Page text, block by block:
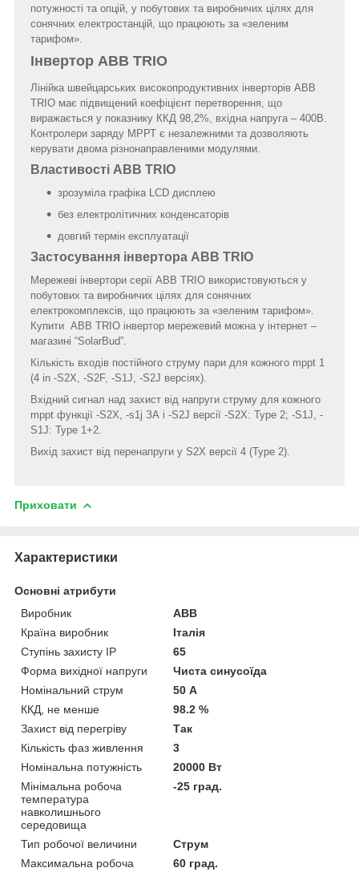
потужності та опцій, у побутових та виробничих цілях для
сонячних електростанцій, що працюють за «зеленим
тарифом».
Інвертор ABB TRIO
Лінійка швейцарських високопродуктивних інверторів ABB
TRIO має підвищений коефіцієнт перетворення, що
виражається у показнику ККД 98,2%, вхідна напруга – 400В.
Контролери заряду МРРТ є незалежними та дозволяють
керувати двома різнонаправленими модулями.
Властивості ABB TRIO
зрозуміла графіка LCD дисплею
без електролітичних конденсаторів
довгий термін експлуатації
Застосування інвертора ABB TRIO
Мережеві інвертори серії ABB TRIO використовуються у
побутових та виробничих цілях для сонячних
електрокомплексів, що працюють за «зеленим тарифом».
Купити ABB TRIO інвертор мережевий можна у інтернет –
магазині “SolarBud”.
Кількість входів постійного струму пари для кожного mppt 1
(4 in -S2X, -S2F, -S1J, -S2J версіях).
Вхідний сигнал над захист від напруги струму для кожного
mppt функції -S2X, -s1j ЗА і -S2J версії -S2X: Type 2; -S1J, -
S1J: Type 1+2.
Вихід захист від перенапруги у S2X версії 4 (Type 2).
Приховати
Характеристики
Основні атрибути
Виробник
ABB
Країна виробник
Італія
Ступінь захисту IP
65
Форма вихідної напруги
Чиста синусоїда
Номінальний струм
50 А
ККД, не менше
98.2 %
Захист від перегріву
Так
Кількість фаз живлення
3
Номінальна потужність
20000 Вт
Мінімальна робоча
температура
навколишнього
середовища
-25 град.
Тип робочої величини
Струм
Максимальна робоча
60 град.